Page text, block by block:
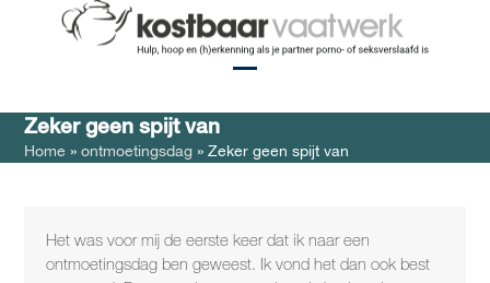
menu
menu
Zeker geen spijt van
Home »ontmoetingsdag »Zeker geen spijt van
Het was voor mij de eerste keer dat ik naar een
ontmoetingsdag ben geweest. Ik vond het dan ook best